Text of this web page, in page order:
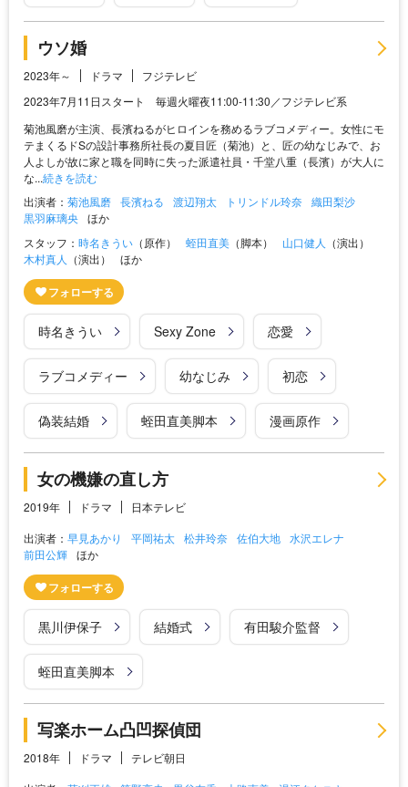
ウソ婚
2023年～ ドラマ
フジテレビ
2023年7月11日スタート 毎週火曜夜11:00-11:30／フジテレビ系
菊池風磨が主演、長濱ねるがヒロインを務めるラブコメディー。女性にモ
テまくるドSの設計事務所社長の夏目匠（菊池）と、匠の幼なじみで、お
人よしが故に家と職を同時に失った派遣社員・千堂八重（長濱）が大人に
な...続きを読む
出演者： 菊池風磨 長濱ねる 渡辺翔太 トリンドル玲奈 織田梨沙
黒羽麻璃央 ほか
スタッフ： 時名きうい （原作） 蛭田直美 （脚本） 山口健人 （演出）
木村真人 （演出） ほか
時名きうい Sexy Zone 恋愛
ラブコメディー 幼なじみ 初恋
偽装結婚 蛭田直美脚本 漫画原作
女の機嫌の直し方
2019年 ドラマ
日本テレビ
出演者： 早見あかり 平岡祐太 松井玲奈 佐伯大地 水沢エレナ
前田公輝 ほか
黒川伊保子 結婚式 有田駿介監督
蛭田直美脚本
写楽ホーム凸凹探偵団
2018年 ドラマ
テレビ朝日